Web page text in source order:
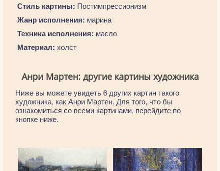
Стиль картины: Постимпрессионизм
Жанр исполнения: марина
Техника исполнения: масло
Материал: холст
Анри Мартен: другие картины художника
Ниже вы можете увидеть 6 других картин такого
художника, как Анри Мартен. Для того, что бы
ознакомиться со всеми картинами, перейдите по
кнопке ниже.